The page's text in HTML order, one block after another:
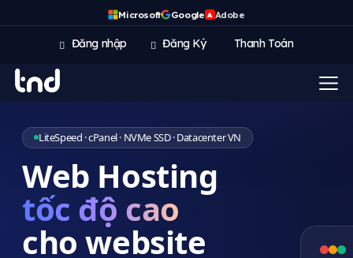
Microsoft Google A Adobe
Đăng nhập Đăng Ký Thanh Toán
LiteSpeed · cPanel · NVMe SSD · Datacenter VN
Web Hosting
tốc độ cao
cho website